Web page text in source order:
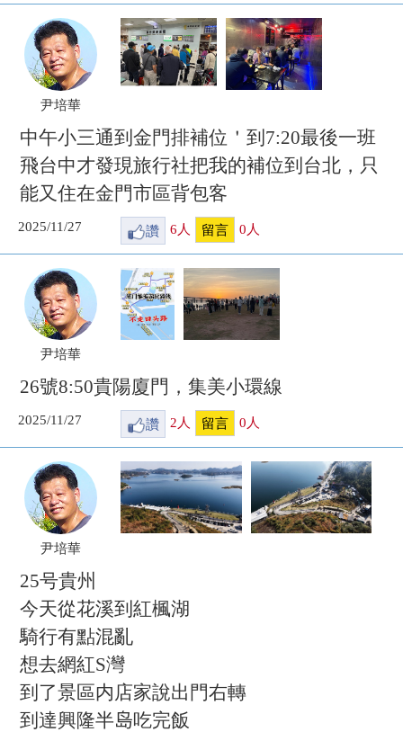
尹培華
中午小三通到金門排補位＇到7:20最後一班
飛台中才發現旅行社把我的補位到台北，只
能又住在金門市區背包客
2025/11/27 讚 6 人 留言 0 人
尹培華
26號8:50貴陽廈門，集美小環線
2025/11/27 讚 2 人 留言 0 人
尹培華
25号貴州
今天從花溪到紅楓湖
騎行有點混亂
想去網紅S灣
到了景區内店家說出門右轉
到達興隆半𡷊吃完飯